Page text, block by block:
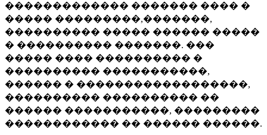
������������� ������� ���� �
����� ���������,�������,
���������� ����� ������ �����
� ���������� �������. ���
����� ���� ���������� �
���������� �����������,
������ � ������������������,
���������� ���������� ��
������ �����������, ���������
������������ �� ������ ������.